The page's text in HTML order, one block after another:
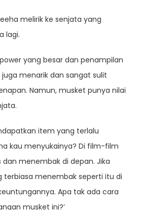
melirik ke senjata yang
lagi.
yang besar dan penampilan
menarik dan sangat sulit
Namun, musket punya nilai
item yang terlalu
kau menyukainya? Di film-film
menembak di depan. Jika
terbiasa menembak seperti itu di
Apa tak ada cara
musket ini?’